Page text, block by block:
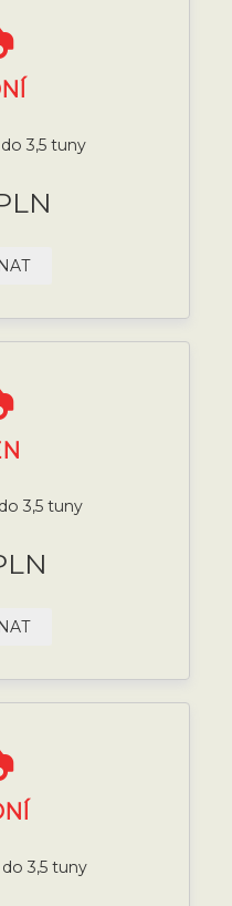
3,5 tuny
3,5 tuny
3,5 tuny